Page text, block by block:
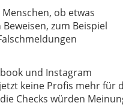
ob etwas
zum Beispiel
und Instagram
keine Profis mehr für
Checks würden